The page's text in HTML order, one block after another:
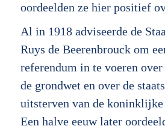
oordeelden ze hier positief
Al in 1918 adviseerde de
Ruys de Beerenbrouck om
referendum in te voeren
de grondwet en over de
uitsterven van de
Een halve eeuw later